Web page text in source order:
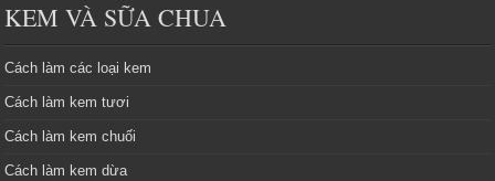
KEM VÀ SỮA CHUA
Cách làm các loại kem
Cách làm kem tươi
Cách làm kem chuối
Cách làm kem dừa